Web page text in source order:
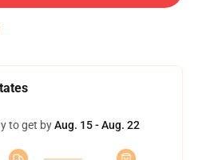
to get byAug. 15 - Aug. 22